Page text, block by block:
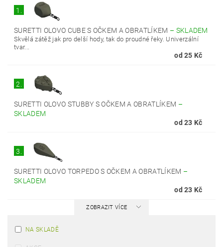
1.
SURETTI OLOVO CUBE S OČKEM A OBRATLÍKEM – SKLADEM
Skvělá zátěž jak pro delší hody, tak do proudné řeky. Univerzální
tvar...
od 25 Kč
2.
SURETTI OLOVO STUBBY S OČKEM A OBRATLÍKEM –
SKLADEM
od 23 Kč
3.
SURETTI OLOVO TORPEDO S OČKEM A OBRATLÍKEM –
SKLADEM
od 23 Kč
ZOBRAZIT VÍCE
NA SKLADĚ